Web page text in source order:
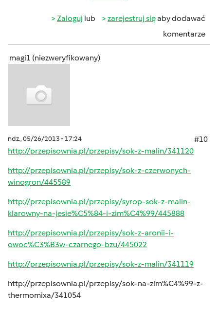
Zaloguj lub zarejestruj sięaby dodawać
komentarze
magi1 (niezweryfikowany)
ndz., 05/26/2013 - 17:24
#10
http://przepisownia.pl/przepisy/sok-z-malin/341120
http://przepisownia.pl/przepisy/sok-z-czerwonych-
winogron/445589
http://przepisownia.pl/przepisy/syrop-sok-z-malin-
klarowny-na-jesie%C5%84-i-zim%C4%99/445888
http://przepisownia.pl/przepisy/sok-z-aronii-i-
owoc%C3%B3w-czarnego-bzu/445022
http://przepisownia.pl/przepisy/sok-z-malin/341119
http://przepisownia.pl/przepisy/sok-na-zim%C4%99-z-
thermomixa/341054